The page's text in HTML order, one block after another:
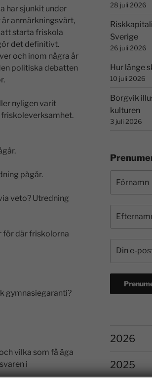
har sjunkit under
är anmärkningsvärt,
starta friskola
det definitivt.
och inom några år
politiska debatten
nyligen varit
pågår.
veto? Utredning
för där friskolorna
gymnasiegaranti?
vilka som få äga
i
28 juli 2026
Sverige
26 juli 2026
Hur länge
10 juli 2026
Borgvik
kulturen
3 juli 2026
2026
2025